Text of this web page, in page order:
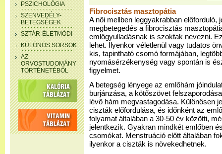
PSZICHOLÓGIA
SZENVEDÉLY-
BETEGSÉGEK
SZTÁR-ÉLETMÓDI
KÜLÖNÖS SORSOK
AZ
ORVOSTUDOMÁNY
TÖRTÉNETÉBŐL
Fibrocisztás masztopátia
A női mellben leggyakrabban előforduló,
megbetegedés a fibrocisztás
emlőgyulladásnak is szoktak nevezni.
lehet. Ilyenkor véletlenül vagy tudatos
kis, tapintható csomó formájában,
nyomásérzékenység vagy spontán is
figyelmet.
A betegség lényege az emlőhám
burjánzása, a kötőszövet
lévő hám megvastagodása. Különösen
ciszták előfordulása, és időnként az
folyamat általában a 30-50 év közötti,
jelentkezik. Gyakran mindkét emlőben
csomókat. Menstruáció előtt általában
ilyenkor a ciszták is növekedhetnek.